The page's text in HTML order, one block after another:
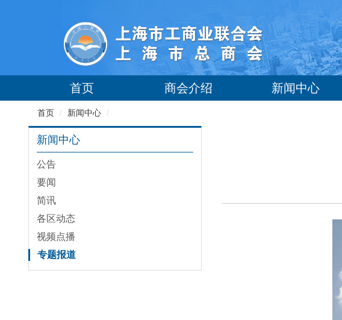
首页 商会介绍 新闻中心
首页 / 新闻中心 /
新闻中心
公告
要闻
简讯
各区动态
视频点播
专题报道